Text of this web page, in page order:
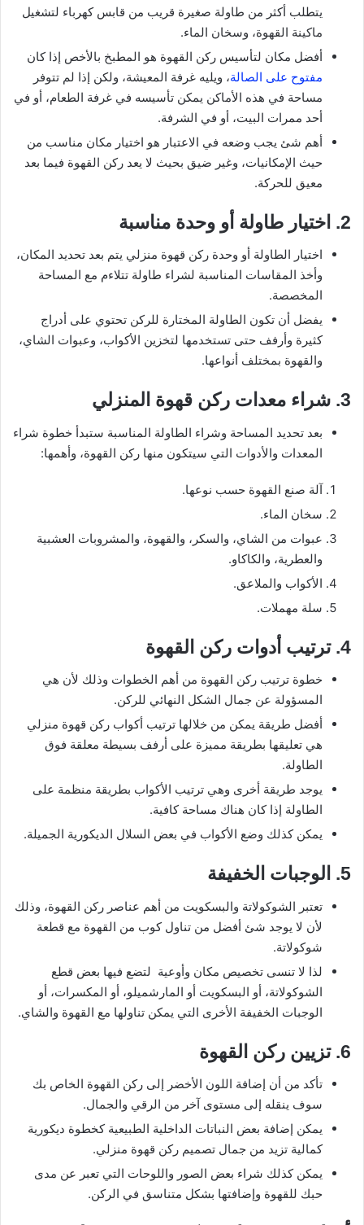
يتطلب أكثر من طاولة صغيرة قريب من قابس كهرباء لتشغيل
ماكينة القهوة، وسخان الماء.
أفضل مكان لتأسيس ركن القهوة هو المطبخ بالأخص إذا كان
مفتوح على الصالة، ويليه غرفة المعيشة، ولكن إذا لم تتوفر
مساحة في هذه الأماكن يمكن تأسيسه في غرفة الطعام، أو في
أحد ممرات البيت، أو في الشرفة.
أهم شئ يجب وضعه في الاعتبار هو اختيار مكان مناسب من
حيث الإمكانيات، وغير ضيق بحيث لا يعد ركن القهوة فيما بعد
معيق للحركة.
2. اختيار طاولة أو وحدة مناسبة
اختيار الطاولة أو وحدة ركن قهوة منزلي يتم بعد تحديد المكان،
وأخذ المقاسات المناسبة لشراء طاولة تتلاءم مع المساحة
المخصصة.
يفضل أن تكون الطاولة المختارة للركن تحتوي على أدراج
كثيرة وأرفف حتى تستخدمها لتخزين الأكواب، وعبوات الشاي،
والقهوة بمختلف أنواعها.
3. شراء معدات ركن قهوة المنزلي
بعد تحديد المساحة وشراء الطاولة المناسبة ستبدأ خطوة شراء
المعدات والأدوات التي سيتكون منها ركن القهوة، وأهمها:
آلة صنع القهوة حسب نوعها.
سخان الماء.
عبوات من الشاي، والسكر، والقهوة، والمشروبات العشبية
والعطرية، والكاكاو.
الأكواب والملاعق.
سلة مهملات.
4. ترتيب أدوات ركن القهوة
خطوة ترتيب ركن القهوة من أهم الخطوات وذلك لأن هي
المسؤولة عن جمال الشكل النهائي للركن.
أفضل طريقة يمكن من خلالها ترتيب أكواب ركن قهوة منزلي
هي تعليقها بطريقة مميزة على أرفف بسيطة معلقة فوق
الطاولة.
يوجد طريقة أخرى وهي ترتيب الأكواب بطريقة منظمة على
الطاولة إذا كان هناك مساحة كافية.
يمكن كذلك وضع الأكواب في بعض السلال الديكورية الجميلة.
5. الوجبات الخفيفة
تعتبر الشوكولاتة والبسكويت من أهم عناصر ركن القهوة، وذلك
لأن لا يوجد شئ أفضل من تناول كوب من القهوة مع قطعة
شوكولاتة.
لذا لا تنسى تخصيص مكان وأوعية لتضع فيها بعض قطع
الشوكولاتة، أو البسكويت أو المارشميلو، أو المكسرات، أو
الوجبات الخفيفة الأخرى التي يمكن تناولها مع القهوة والشاي.
6. تزيين ركن القهوة
تأكد من أن إضافة اللون الأخضر إلى ركن القهوة الخاص بك
سوف ينقله إلى مستوى آخر من الرقي والجمال.
يمكن إضافة بعض النباتات الداخلية الطبيعية كخطوة ديكورية
كمالية تزيد من جمال تصميم ركن قهوة منزلي.
يمكن كذلك شراء بعض الصور واللوحات التي تعبر عن مدى
حبك للقهوة وإضافتها بشكل متناسق في الركن.